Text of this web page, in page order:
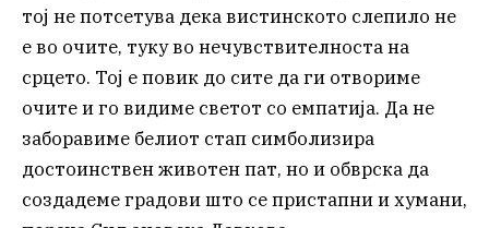
тој не потсетува дека вистинското слепило не
е во очите, туку во нечувствителноста на
срцето. Тој е повик до сите да ги отвориме
очите и го видиме светот со емпатија. Да не
заборавиме белиот стап симболизира
достоинствен животен пат, но и обврска да
создадеме градови што се пристапни и хумани,